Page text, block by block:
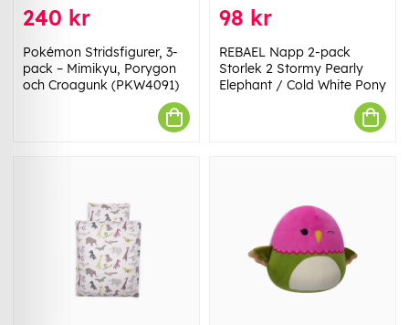
240 kr
Pokémon Stridsfigurer, 3-
pack – Mimikyu, Porygon
och Croagunk (PKW4091)
98 kr
REBAEL Napp 2-pack
Storlek 2 Stormy Pearly
Elephant / Cold White Pony